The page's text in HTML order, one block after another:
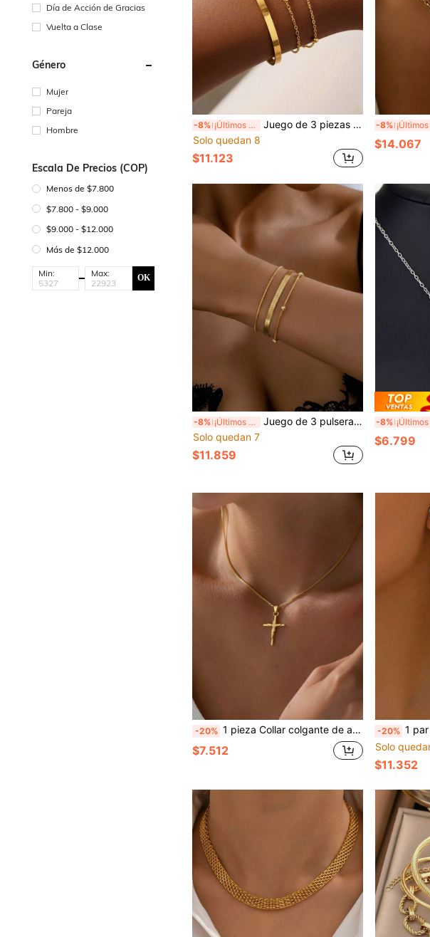
Día de Acción de Gracias
Vuelta a Clase
Género
Mujer
Pareja
Hombre
Escala De Precios (COP)
Menos de $7.800
$7.800 - $9.000
$9.000 - $12.000
Más de $12.000
Min: Max: OK
-8% ¡Últimos 3 días
Juego de 3 piezas de elegantes brazaletes de acero inoxidable brillante para mujer, colección de estilo dorado de moda, diseños versátiles con acentos de diamantes, adornos elegantes para la muñeca, perfectos para el uso diario de joyas
Solo quedan 8
$11.123
-8%
$14.067
-8% ¡Últimos 3 días
Juego de 3 pulseras de acero inoxidable para mujer, pulseras doradas apilables de varias capas, cadena de serpiente + cadena fina + diseño ajustable, joyería de estilo minimalista de lujo ligero, accesorio versátil para uso diario, fiestas, festivales de música, adecuado como regalo del Día de San Valentín para novia o mejor amiga
Solo quedan 7
$11.859
-8%
$6.799
-20% 1 pieza Collar colgante de acero inoxidable para mujer, colgante con núcleo de cruz de Jesús en relieve 3D, diseño de estilo religioso minimalista, elegante y de lujo ligero. Adecuado para el uso diario, culto en la iglesia, citas casuales, reuniones de negocios y talla grande, textura delicada y versátil, un regalo reflexivo para mujeres religiosas en cumpleaños, Navidad, y otras festividades
$7.512
-20% 1 par de pendientes con borlas de
Solo
$11.352